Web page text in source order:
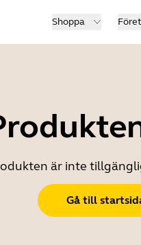
Shoppa
är inte
Gå till